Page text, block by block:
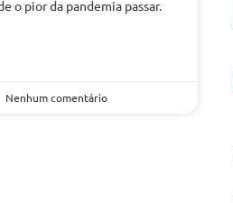
o pior da pandemia passar.
Nenhum comentário